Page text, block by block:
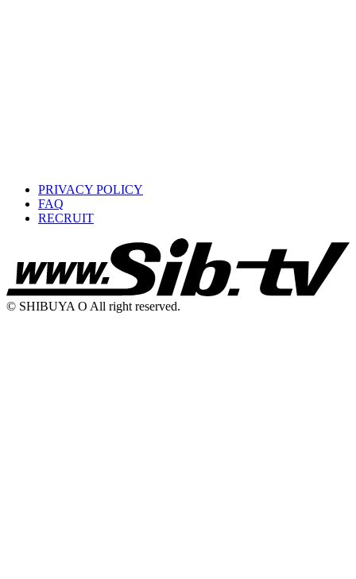
PRIVACY POLICY
FAQ
RECRUIT
© SHIBUYA O All right reserved.